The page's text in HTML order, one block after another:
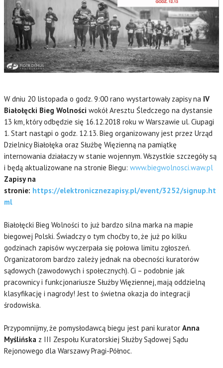
W dniu 20 listopada o godz. 9:00 rano wystartowały zapisy na IV
Białołęcki Bieg Wolności wokół Aresztu Śledczego na dystansie
13 km, który odbędzie się 16.12.2018 roku w Warszawie ul. Ciupagi
1. Start nastąpi o godz. 12.13. Bieg organizowany jest przez Urząd
Dzielnicy Białołęka oraz Służbę Więzienną na pamiątkę
internowania działaczy w stanie wojennym. Wszystkie szczegóły są
i będą aktualizowane na stronie Biegu: www.biegwolnosci.waw.pl
Zapisy na
stronie: https://elektronicznezapisy.pl/event/3252/signup.ht
ml
Białołęcki Bieg Wolności to już bardzo silna marka na mapie
biegowej Polski. Świadczy o tym choćby to, że już po kilku
godzinach zapisów wyczerpała się połowa limitu zgłoszeń.
Organizatorom bardzo zależy jednak na obecności kuratorów
sądowych (zawodowych i społecznych). Ci – podobnie jak
pracownicy i funkcjonariusze Służby Więziennej, mają oddzielną
klasyfikację i nagrody! Jest to świetna okazja do integracji
środowiska.
Przypomnijmy, że pomysłodawcą biegu jest pani kurator Anna
Myślińska z III Zespołu Kuratorskiej Służby Sądowej Sądu
Rejonowego dla Warszawy Pragi-Północ.